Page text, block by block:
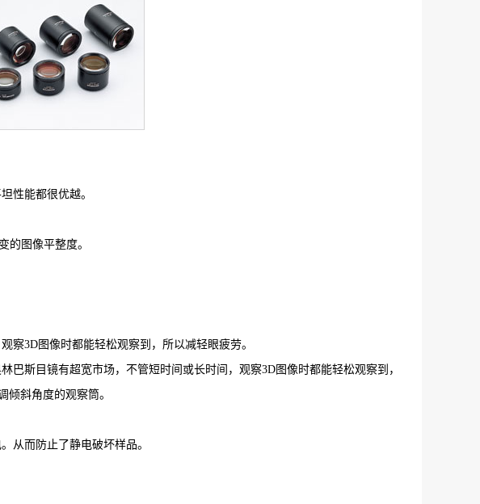
性能都很优越。
的图像平整度。
察3D图像时都能轻松观察到，所以减轻眼疲劳。
巴斯目镜有超宽市场，不管短时间或长时间，观察3D图像时都能轻松观察到，
倾斜角度的观察筒。
从而防止了静电破坏样品。